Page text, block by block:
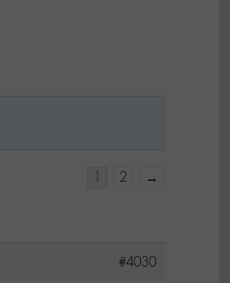
1 2 →
#4030